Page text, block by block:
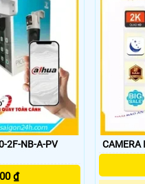
giá rẻ
2F-NB-A-PV
₫
CAMERA